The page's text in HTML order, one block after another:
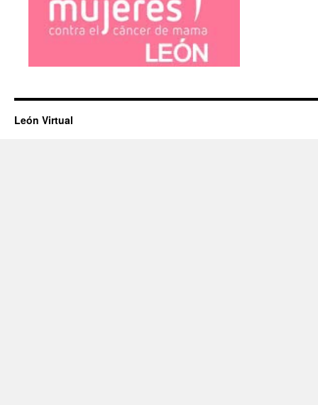
León Virtual